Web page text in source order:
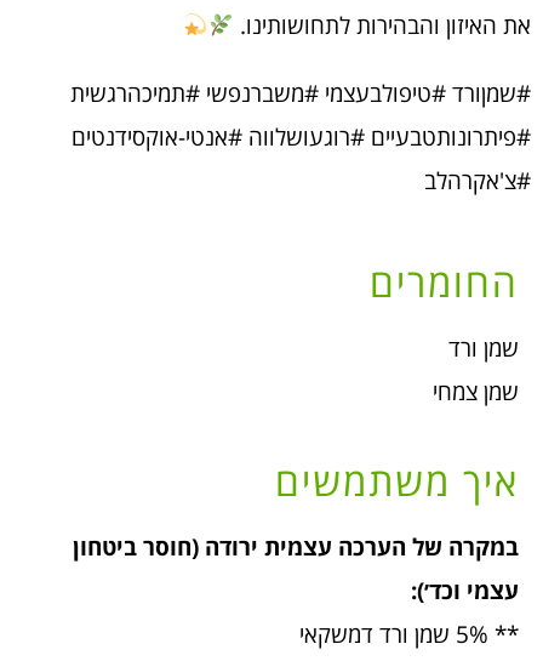
את האיזון והבהירות לתחושותינו.
#שמןורד #טיפולבעצמי #משברנפשי #תמיכהרגשית
#פיתרונותטבעיים #רוגעושלווה #אנטי-אוקסידנטים
#צ'אקרהלב
החומרים
שמן ורד
שמן צמחי
איך משתמשים
במקרה של הערכה עצמית ירודה (חוסר ביטחון
עצמי וכד׳):
** 5% שמן ורד דמשקאי